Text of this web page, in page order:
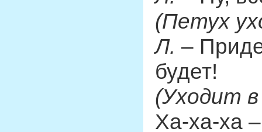
(Петух
Л. –
будет!
(Уходит в
Ха-ха-ха